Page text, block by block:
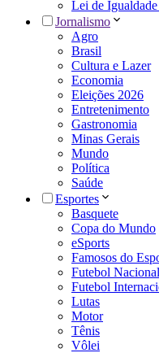
Lei de
Jornalismo
Agro
Brasil
Cultura e Lazer
Economia
Eleições 2026
Entretenimento
Gastronomia
Minas Gerais
Mundo
Política
Saúde
Esportes
Basquete
Copa do Mundo
eSports
Famosos do
Futebol Nacional
Futebol
Lutas
Motor
Tênis
Vôlei